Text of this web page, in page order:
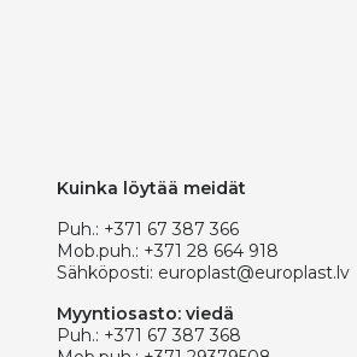
Kuinka löytää meidät
Puh.: +371 67 387 366
Mob.puh.: +371 28 664 918
Sähköposti: europlast@europlast.lv
Myyntiosasto: viedä
Puh.: +371 67 387 368